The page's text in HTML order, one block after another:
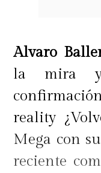
Alvaro
la mira
reality
Mega con
reciente